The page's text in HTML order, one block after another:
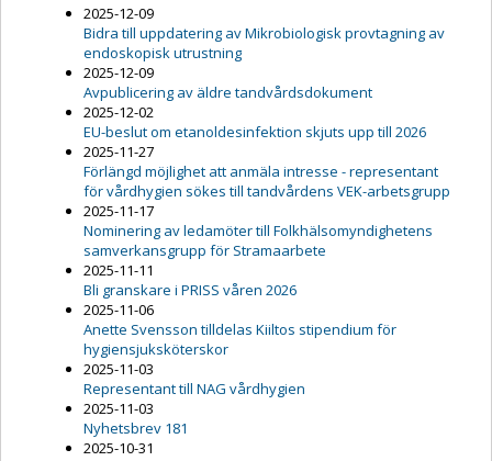
2025-12-09
Bidra till uppdatering av Mikrobiologisk provtagning av
endoskopisk utrustning
2025-12-09
Avpublicering av äldre tandvårdsdokument
2025-12-02
EU-beslut om etanoldesinfektion skjuts upp till 2026
2025-11-27
Förlängd möjlighet att anmäla intresse - representant
för vårdhygien sökes till tandvårdens VEK-arbetsgrupp
2025-11-17
Nominering av ledamöter till Folkhälsomyndighetens
samverkansgrupp för Stramaarbete
2025-11-11
Bli granskare i PRISS våren 2026
2025-11-06
Anette Svensson tilldelas Kiiltos stipendium för
hygiensjuksköterskor
2025-11-03
Representant till NAG vårdhygien
2025-11-03
Nyhetsbrev 181
2025-10-31